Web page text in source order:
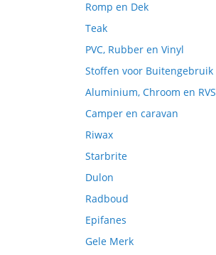
Romp en Dek
Teak
PVC, Rubber en Vinyl
Stoffen voor Buitengebruik
Aluminium, Chroom en RVS
Camper en caravan
Riwax
Starbrite
Dulon
Radboud
Epifanes
Gele Merk